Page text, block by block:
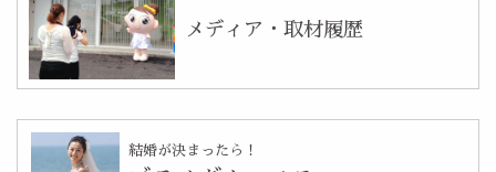
メディア・取材履歴
結婚が決まったら！